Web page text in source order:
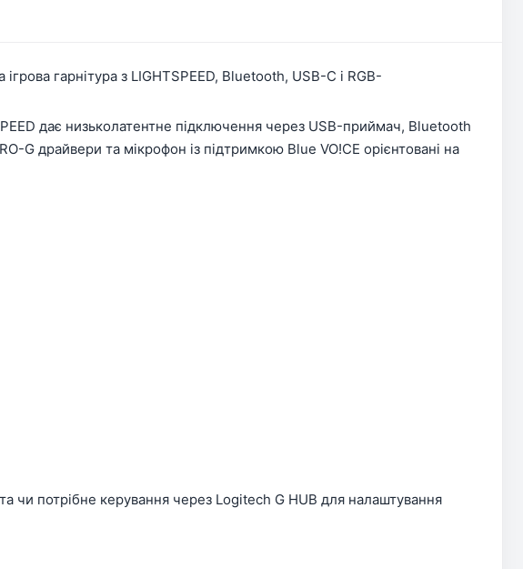
гарнітура з LIGHTSPEED, Bluetooth, USB-C і RGB-
дає низьколатентне підключення через USB-приймач, Bluetooth
G драйвери та мікрофон із підтримкою Blue VO!CE орієнтовані на
чи потрібне керування через Logitech G HUB для налаштування